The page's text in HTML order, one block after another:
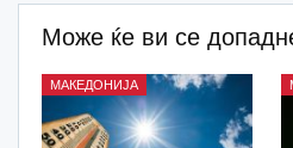
Може ќе ви се
МАКЕДОНИЈА